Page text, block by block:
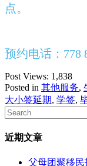
点。
预约电话：778
Post Views: 1,838
Posted in 其他服务,
大小签延期, 学签,
近期文章
父母团聚移民